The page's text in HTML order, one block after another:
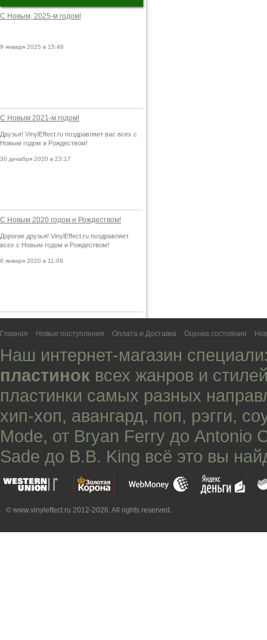
С Новым, 2025-м годом!
9 января 2025 в 15:46
С Новым 2021-м годом!
Друзья! VinylEffect.ru поздравляет вас всех с
Новым годом и Рождеством!
30 декабря 2020 в 23:17
С Новым 2020 годом и Рождеством!
Дорогие друзья! VinylEffect.ru поздравляет
всех с Новым годом и Рождеством!
6 января 2020 в 11:09
Главная Новые поступления Оплата и Доставка Оценка состояния
Наш интернет-магазин
пластинок всех жанров и
пластинки самых разных
хип-хоп, авангард, поп, рэгги,
Mode, от Bryan Ferry до Antonio
Sade до B.B. King всё это вы
© www.vinyleffect.ru 2012-2026. All rights reserved.